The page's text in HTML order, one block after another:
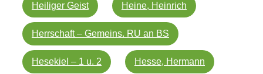
Heiliger Geist Heine, Heinrich
Herrschaft – Gemeins. RU an BS
Hesekiel – 1 u. 2 Hesse, Hermann